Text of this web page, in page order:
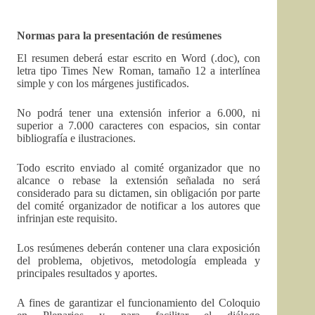
Normas para la presentación de resúmenes
El resumen deberá estar escrito en Word (.doc), con
letra tipo Times New Roman, tamaño 12 a interlínea
simple y con los márgenes justificados.
No podrá tener una extensión inferior a 6.000, ni
superior a 7.000 caracteres con espacios, sin contar
bibliografía e ilustraciones.
Todo escrito enviado al comité organizador que no
alcance o rebase la extensión señalada no será
considerado para su dictamen, sin obligación por parte
del comité organizador de notificar a los autores que
infrinjan este requisito.
Los resúmenes deberán contener una clara exposición
del problema, objetivos, metodología empleada y
principales resultados y aportes.
A fines de garantizar el funcionamiento del Coloquio